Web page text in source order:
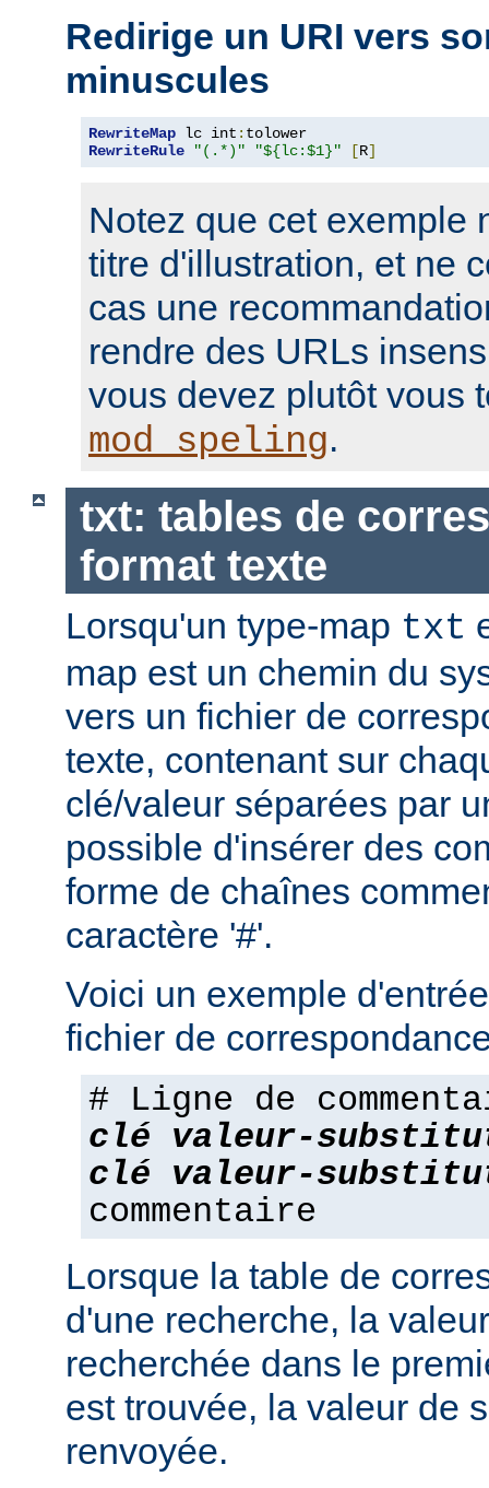
Redirige un URI vers
minuscules
RewriteMap lc int :
RewriteRule
"(.*)" "${lc:$1}" [R]
Notez que cet exemple
titre d'illustration, et ne
cas une
rendre des URLs
vous devez plutôt vous
mod_speling.
txt: tables de
format texte
Lorsqu'un type-map txt
map est un chemin du
vers un fichier de
texte, contenant sur
clé/valeur séparées par
possible d'insérer des
forme de chaînes
caractère '#'.
Voici un exemple
fichier de
# Ligne de
clé
valeur-
clé
valeur-
commentaire
Lorsque la table de
d'une recherche, la
recherchée dans le
est trouvée, la valeur de
renvoyée.